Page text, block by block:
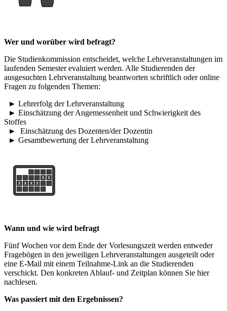
Wer und worüber wird befragt?
Die Studienkommission entscheidet, welche Lehrveranstaltungen im
laufenden Semester evaluiert werden. Alle Studierenden der
ausgesuchten Lehrveranstaltung beantworten schriftlich oder online
Fragen zu folgenden Themen:
► Lehrerfolg der Lehrveranstaltung
► Einschätzung der Angemessenheit und Schwierigkeit des
Stoffes
► Einschätzung des Dozenten/der Dozentin
► Gesamtbewertung der Lehrveranstaltung
Wann und wie wird befragt
Fünf Wochen vor dem Ende der Vorlesungszeit werden entweder
Fragebögen in den jeweiligen Lehrveranstaltungen ausgeteilt oder
eine E-Mail mit einem Teilnahme-Link an die Studierenden
verschickt. Den konkreten Ablauf- und Zeitplan können Sie hier
nachlesen.
Was passiert mit den Ergebnissen?